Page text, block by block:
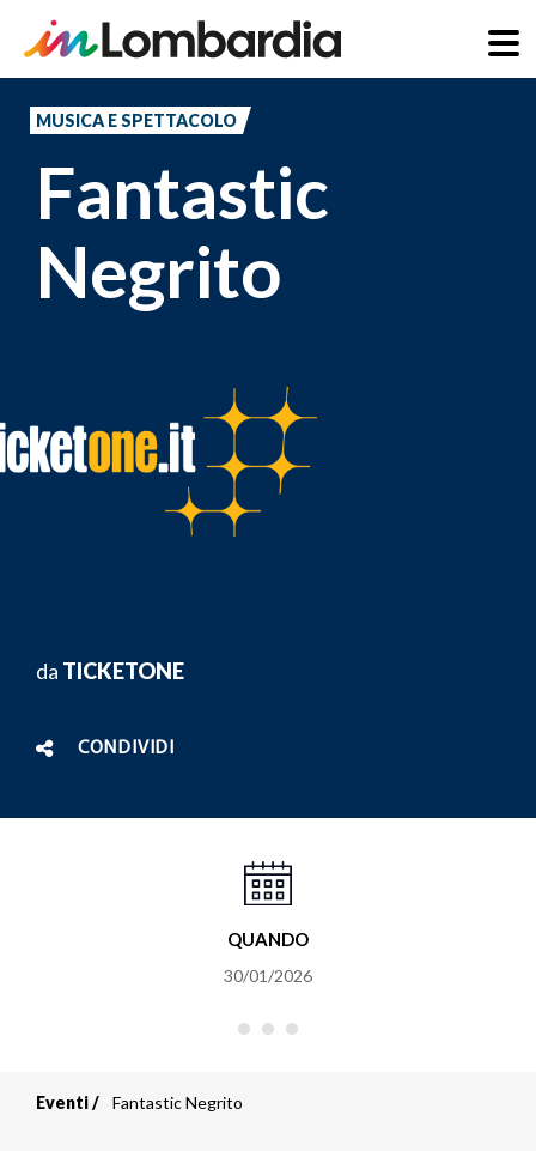
principale
MUSICA E SPETTACOLO
Fantastic
Negrito
da TICKETONE
CONDIVIDI
QUANDO
30/01/2026
Eventi Fantastic Negrito